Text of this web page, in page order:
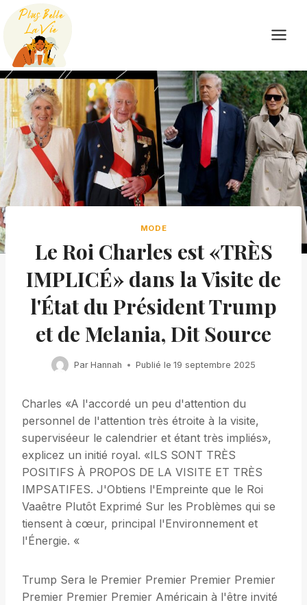
Skip
content
MODE
Le Roi Charles est «TRÈS
IMPLICÉ» dans la Visite de
l'État du Président Trump
et de Melania, Dit Source
Par Hannah Publié le 19 septembre 2025
Charles «A l'accordé un peu d'attention du
personnel de l'attention très étroite à la visite,
superviséeur le calendrier et étant très impliés»,
explicez un initié royal. «ILS SONT TRÈS
POSITIFS À PROPOS DE LA VISITE ET TRÈS
IMPSATIFES. J'Obtiens l'Empreinte que le Roi
Vaaêtre Plutôt Exprimé Sur les Problèmes qui se
tiensent à cœur, principal l'Environnement et
l'Énergie. «
Trump Sera le Premier Premier Premier Premier
Premier Premier Premier Américain à l'être invité